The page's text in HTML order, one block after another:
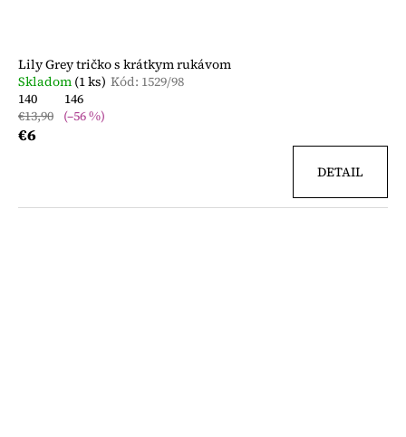
Lily Grey tričko s krátkym rukávom
Skladom (1 ks) Kód: 1529/98
140
146
€13,90 (–56 %)
€6
DETAIL